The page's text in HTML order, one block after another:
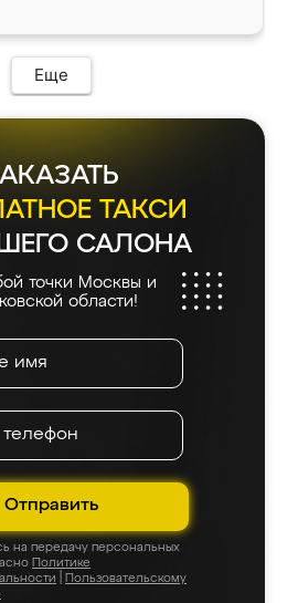
Еще
ТАКСИ
САЛОНА
точки Москвы и
области!
Отправить
на передачу персональных
Политике
Пользовательскому